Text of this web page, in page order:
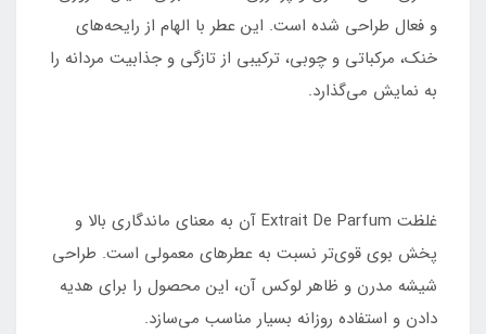
و فعال طراحی شده است. این عطر با الهام از رایحه‌های
خنک، مرکباتی و چوبی، ترکیبی از تازگی و جذابیت مردانه را
به نمایش می‌گذارد.
غلظت Extrait De Parfum آن به معنای ماندگاری بالا و
پخش بوی قوی‌تر نسبت به عطرهای معمولی است. طراحی
شیشه مدرن و ظاهر لوکس آن، این محصول را برای هدیه
دادن و استفاده روزانه بسیار مناسب می‌سازد.